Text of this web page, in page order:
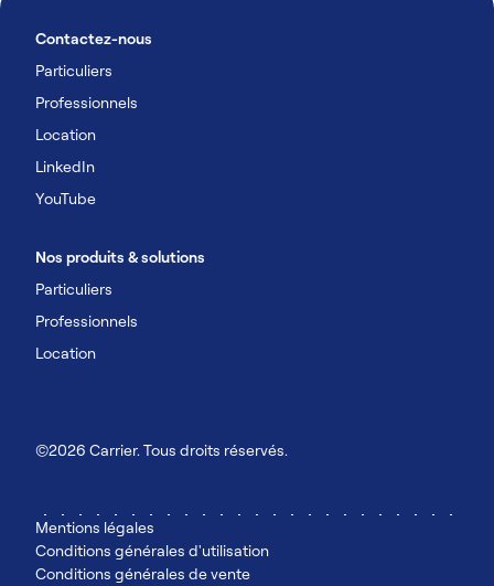
Contactez-nous
Particuliers
Professionnels
Location
LinkedIn
YouTube
Nos produits & solutions
Particuliers
Professionnels
Location
©2026 Carrier. Tous droits réservés.
Mentions légales
Conditions générales d'utilisation
Conditions générales de vente